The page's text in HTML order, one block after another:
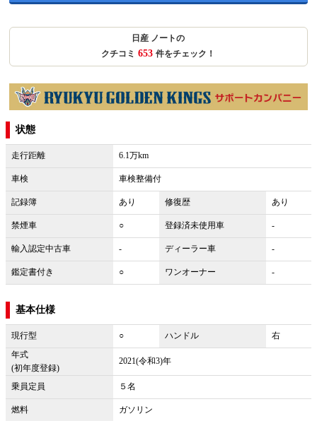
日産 ノートの
クチコミ 653 件をチェック！
状態
走行距離 6.1万km
車検 車検整備付
記録簿 あり 修復歴 あり
禁煙車 ○ 登録済未使用車 -
輸入認定中古車 - ディーラー車 -
鑑定書付き ○ ワンオーナー -
基本仕様
現行型 ○ ハンドル
右
年式
(初年度登録)
2021(令和3)年
乗員定員 ５名
燃料 ガソリン